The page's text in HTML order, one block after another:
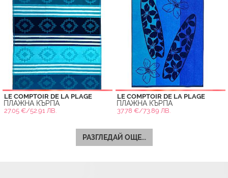
LE COMPTOIR DE LA PLAGE
ПЛАЖНА КЪРПА
27.05 €/52.91 ЛВ.
LE COMPTOIR DE LA PLAGE
ПЛАЖНА КЪРПА
37.78 €/73.89 ЛВ.
РАЗГЛЕДАЙ ОЩЕ...